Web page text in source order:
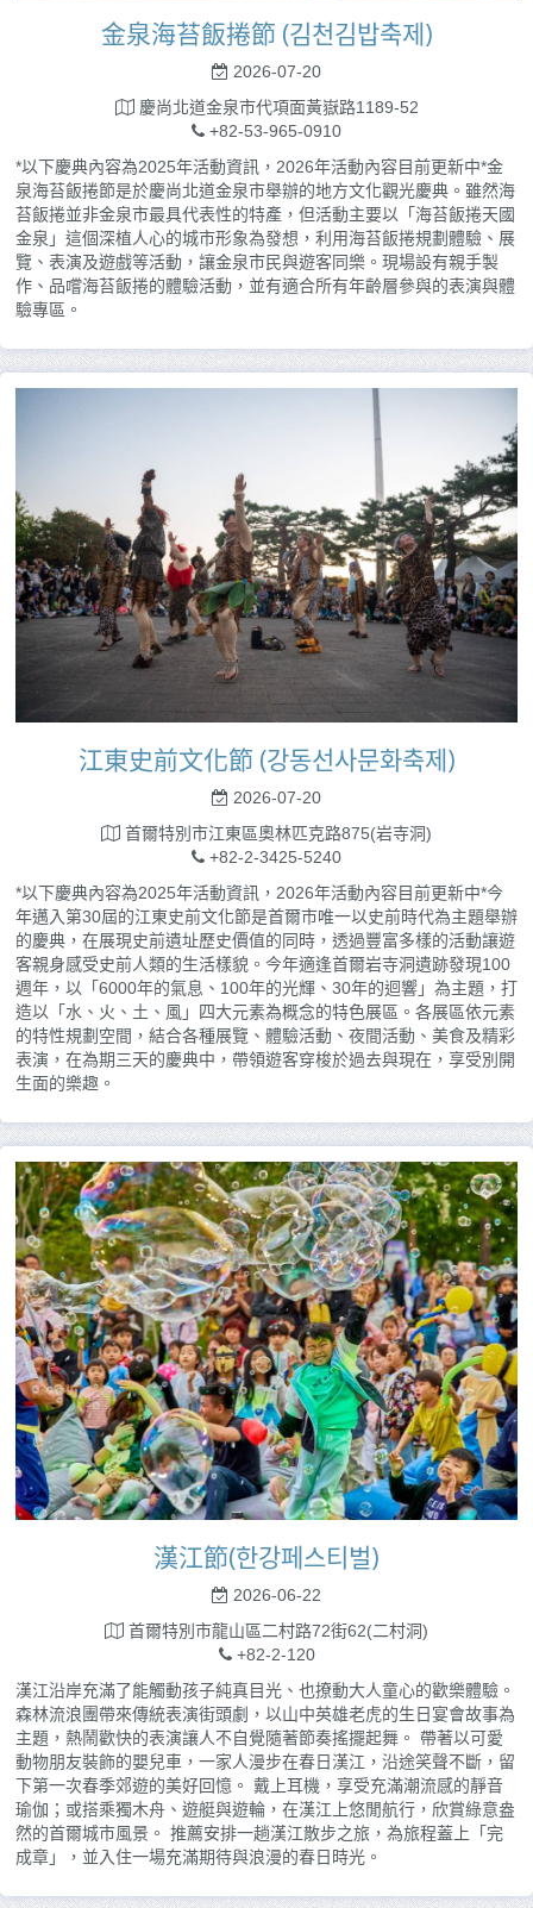
金泉海苔飯捲節 (김천김밥축제)
2026-07-20
慶尚北道金泉市代項面黃嶽路1189-52
+82-53-965-0910
*以下慶典內容為2025年活動資訊，2026年活動內容目前更新中*金
泉海苔飯捲節是於慶尚北道金泉市舉辦的地方文化觀光慶典。雖然海
苔飯捲並非金泉市最具代表性的特產，但活動主要以「海苔飯捲天國
金泉」這個深植人心的城市形象為發想，利用海苔飯捲規劃體驗、展
覽、表演及遊戲等活動，讓金泉市民與遊客同樂。現場設有親手製
作、品嚐海苔飯捲的體驗活動，並有適合所有年齡層參與的表演與體
驗專區。
江東史前文化節 (강동선사문화축제)
2026-07-20
首爾特別市江東區奧林匹克路875(岩寺洞)
+82-2-3425-5240
*以下慶典內容為2025年活動資訊，2026年活動內容目前更新中*今
年邁入第30屆的江東史前文化節是首爾市唯一以史前時代為主題舉辦
的慶典，在展現史前遺址歷史價值的同時，透過豐富多樣的活動讓遊
客親身感受史前人類的生活樣貌。今年適逢首爾岩寺洞遺跡發現100
週年，以「6000年的氣息、100年的光輝、30年的迴響」為主題，打
造以「水、火、土、風」四大元素為概念的特色展區。各展區依元素
的特性規劃空間，結合各種展覽、體驗活動、夜間活動、美食及精彩
表演，在為期三天的慶典中，帶領遊客穿梭於過去與現在，享受別開
生面的樂趣。
漢江節(한강페스티벌)
2026-06-22
首爾特別市龍山區二村路72街62(二村洞)
+82-2-120
漢江沿岸充滿了能觸動孩子純真目光、也撩動大人童心的歡樂體驗。
森林流浪團帶來傳統表演街頭劇，以山中英雄老虎的生日宴會故事為
主題，熱鬧歡快的表演讓人不自覺隨著節奏搖擺起舞。 帶著以可愛
動物朋友裝飾的嬰兒車，一家人漫步在春日漢江，沿途笑聲不斷，留
下第一次春季郊遊的美好回憶。 戴上耳機，享受充滿潮流感的靜音
瑜伽；或搭乘獨木舟、遊艇與遊輪，在漢江上悠閒航行，欣賞綠意盎
然的首爾城市風景。 推薦安排一趟漢江散步之旅，為旅程蓋上「完
成章」，並入住一場充滿期待與浪漫的春日時光。